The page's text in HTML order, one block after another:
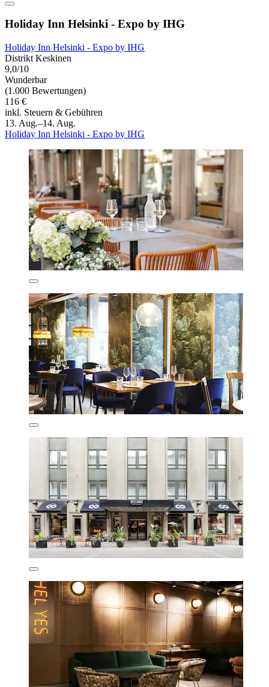
Holiday Inn Helsinki - Expo by IHG
Holiday Inn Helsinki - Expo by IHG
Distrikt Keskinen
9,0/10
Wunderbar
(1.000 Bewertungen)
116 €
inkl. Steuern & Gebühren
13. Aug.–14. Aug.
Holiday Inn Helsinki - Expo by IHG